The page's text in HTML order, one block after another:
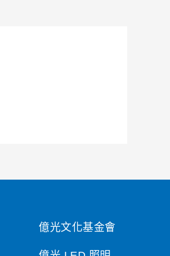
億光文化基金會